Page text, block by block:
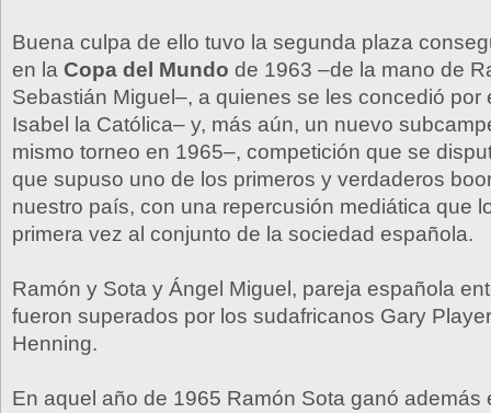
Buena culpa de ello tuvo la segunda plaza
en la Copa del Mundo de 1963 –de la mano de
Sebastián Miguel–, a quienes se les concedió por
Isabel la Católica– y, más aún, un nuevo
mismo torneo en 1965–, competición que se
que supuso uno de los primeros y verdaderos
nuestro país, con una repercusión mediática que
primera vez al conjunto de la sociedad española.
Ramón y Sota y Ángel Miguel, pareja española
fueron superados por los sudafricanos Gary
Henning.
En aquel año de 1965 Ramón Sota ganó además